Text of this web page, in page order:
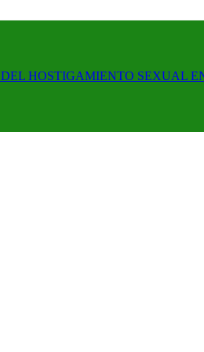
HOSTIGAMIENTO SEXUAL